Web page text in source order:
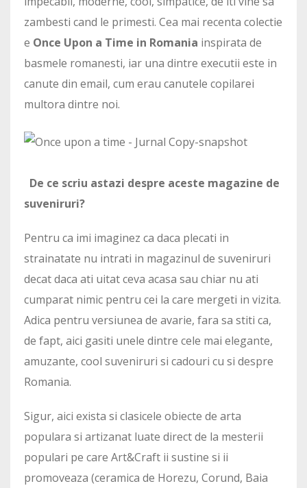
zambesti cand le primesti. Cea mai recenta colectie
e Once Upon a Time in Romania inspirata de
basmele romanesti, iar una dintre executii este in
canute din email, cum erau canutele copilarei
multora dintre noi.
De ce scriu astazi despre aceste magazine de
suveniruri?
Pentru ca imi imaginez ca daca plecati in
strainatate nu intrati in magazinul de suveniruri
decat daca ati uitat ceva acasa sau chiar nu ati
cumparat nimic pentru cei la care mergeti in vizita.
Adica pentru versiunea de avarie, fara sa stiti ca,
de fapt, aici gasiti unele dintre cele mai elegante,
amuzante, cool suveniruri si cadouri cu si despre
Romania.
Sigur, aici exista si clasicele obiecte de arta
populara si artizanat luate direct de la mesterii
populari pe care Art&Craft ii sustine si ii
promoveaza (ceramica de Horezu, Corund, Baia